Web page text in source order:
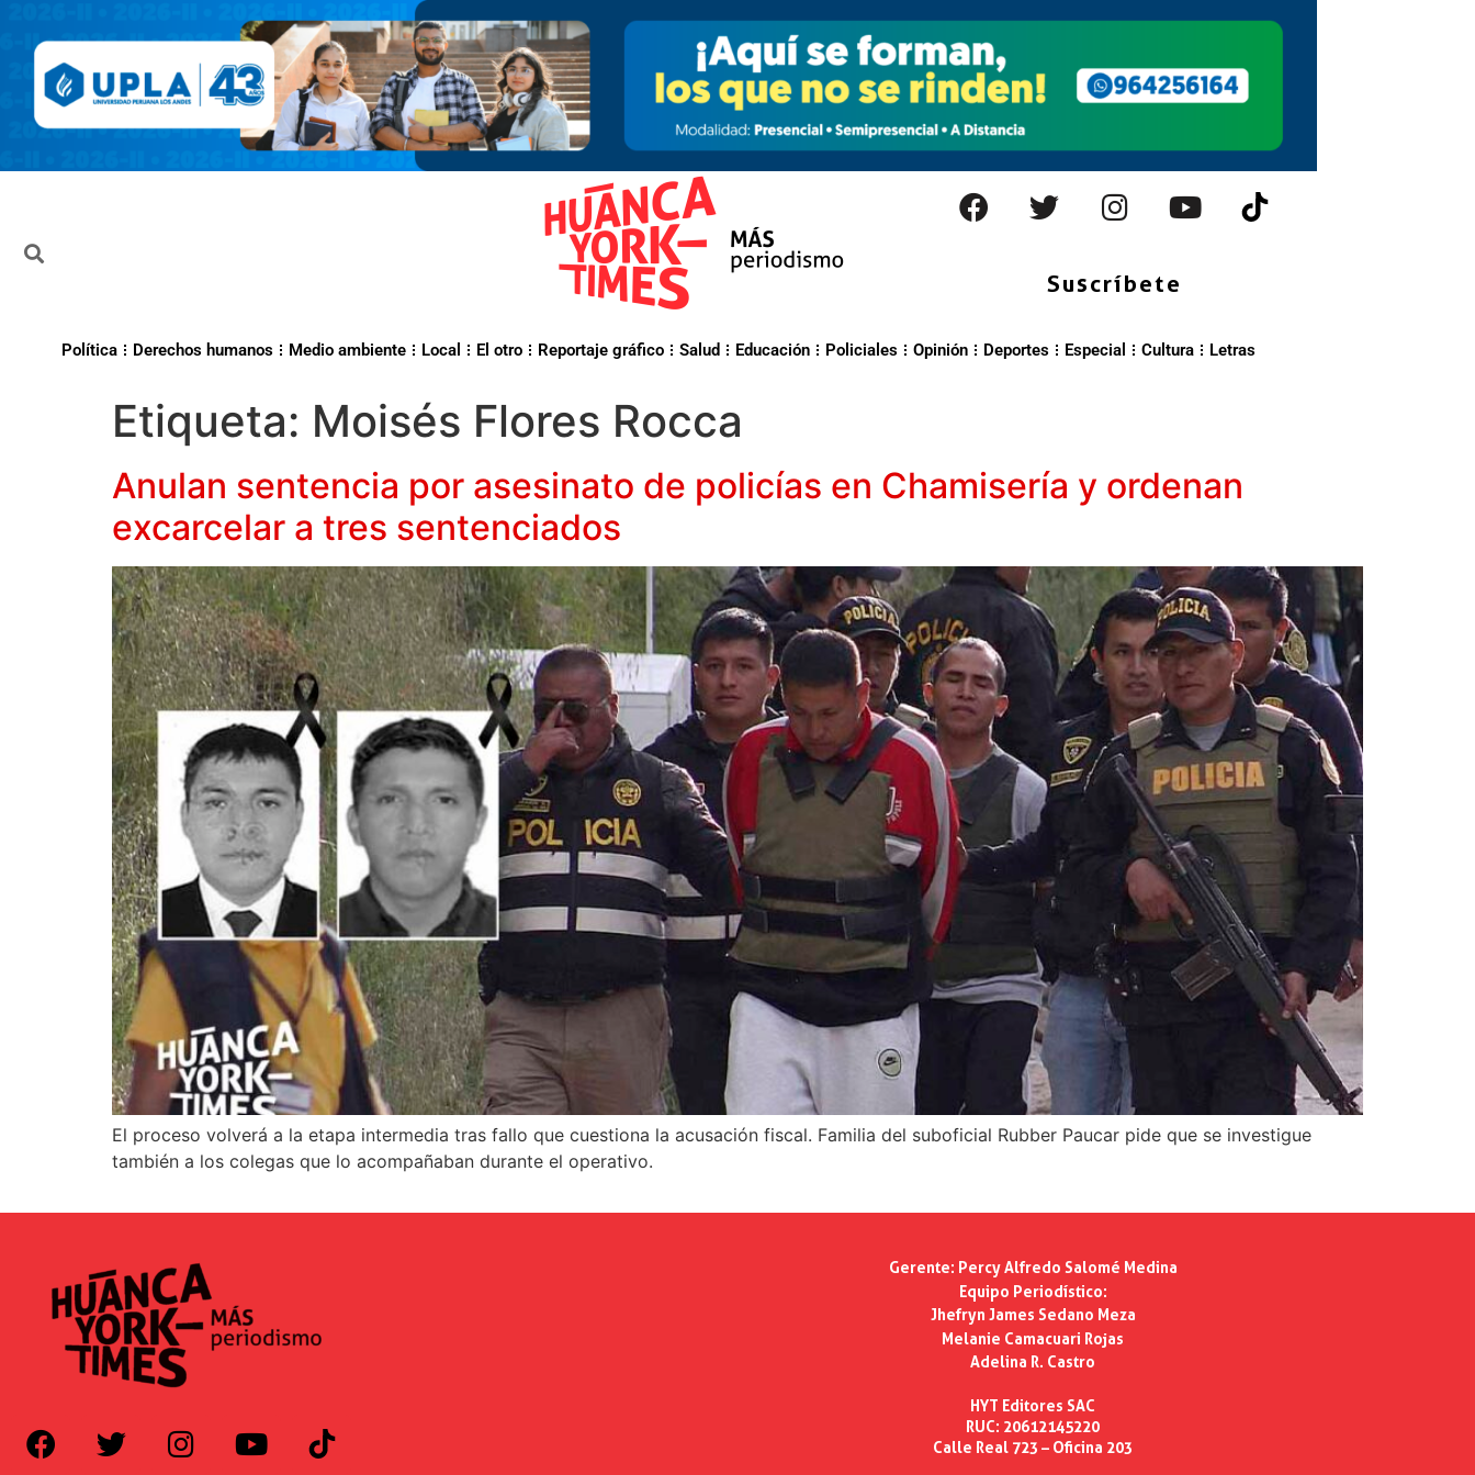
Suscríbete
Política Derechos humanos Medio ambiente Local El otro Reportaje gráfico Salud Educación Policiales Opinión Deportes Especial Cultura Letras
Etiqueta: Moisés Flores Rocca
Anulan sentencia por asesinato de policías en Chamisería y ordenan
excarcelar a tres sentenciados
El proceso volverá a la etapa intermedia tras fallo que cuestiona la acusación fiscal. Familia del suboficial Rubber Paucar pide que se investigue
también a los colegas que lo acompañaban durante el operativo.
Gerente: Percy Alfredo Salomé Medina
Equipo Periodístico:
Jhefryn James Sedano Meza
Melanie Camacuari Rojas
Adelina R. Castro
HYT Editores SAC
RUC: 20612145220
Calle Real 723 – Oficina 203